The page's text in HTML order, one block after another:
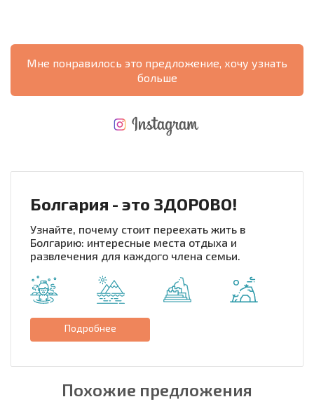
Мне понравилось это предложение, хочу узнать
больше
Болгария - это ЗДОРОВО!
Узнайте, почему стоит переехать жить в
Болгарию: интересные места отдыха и
развлечения для каждого члена семьи.
Подробнее
Похожие предложения